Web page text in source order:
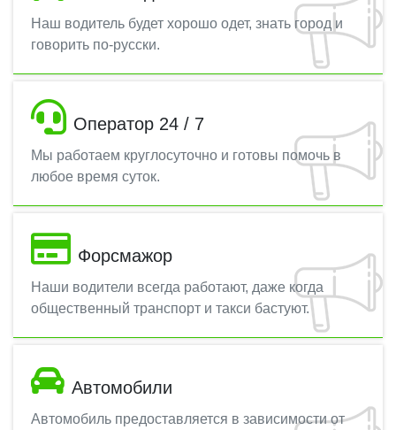
Наш водитель будет хорошо одет, знать город и
говорить по-русски.
Оператор 24 / 7
Мы работаем круглосуточно и готовы помочь в
любое время суток.
Форсмажор
Наши водители всегда работают, даже когда
общественный транспорт и такси бастуют.
Автомобили
Автомобиль предоставляется в зависимости от